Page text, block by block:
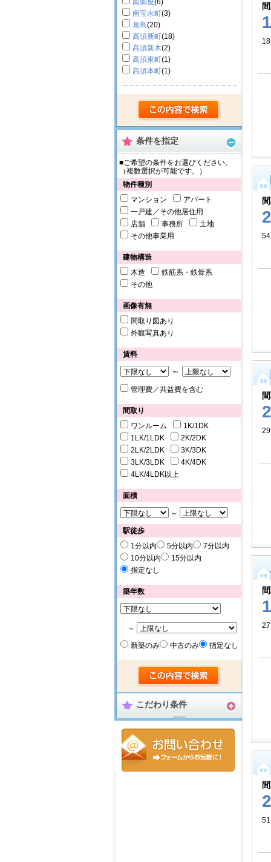
南御座(6)
南宝永町(3)
葛島(20)
高須新町(18)
高須新木(2)
高須東町(1)
高須本町(1)
条件を指定
■ご希望の条件をお選びください。
（複数選択が可能です。）
物件種別
マンション
アパート
一戸建／その他居住用
店舗
事務所
土地
その他事業用
建物構造
木造
鉄筋系・鉄骨系
その他
画像有無
間取り図あり
外観写真あり
賃料
～
管理費／共益費を含む
間取り
ワンルーム
1K/1DK
1LK/1LDK
2K/2DK
2LK/2LDK
3K/3DK
3LK/3LDK
4K/4DK
4LK/4LDK以上
面積
～
駅徒歩
1分以内
5分以内
7分以内
10分以内
15分以内
指定なし
築年数
～
新築のみ
中古のみ 指定なし
こだわり条件